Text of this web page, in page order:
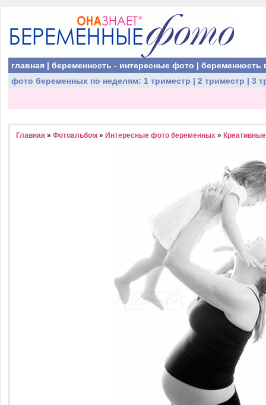
главная | беременность - интересные фото | беременность
фото беременных по неделям: 1 триместр | 2 триместр | 3
Главная » Фотоальбом » Интересные фото беременных »